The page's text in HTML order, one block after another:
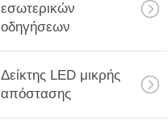
εσωτερικών
οδηγήσεων
Δείκτης LED μικρής
απόστασης